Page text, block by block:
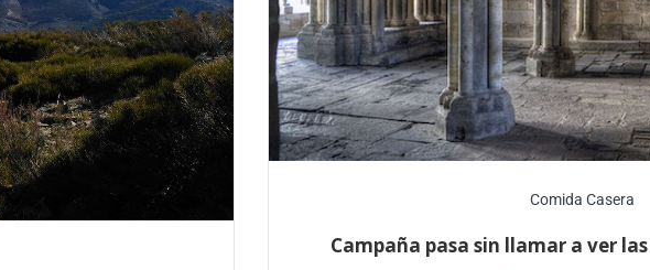
Comida Casera
Campaña pasa sin llamar a ver